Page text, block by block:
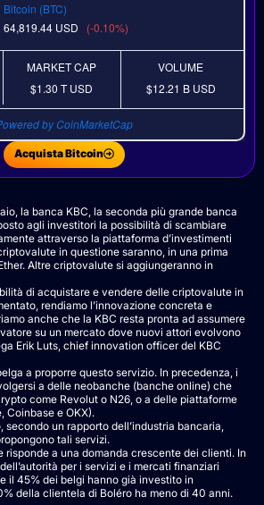
Bitcoin (BTC)
64,819.44 USD (-0.10%)
MARKET CAP
$1.30 TUSD
VOLUME
$12.21 B USD
by CoinMarketCap
Acquista Bitcoin
la banca KBC, la seconda più grande banca
agli investitori la possibilità di scambiare
attraverso la piattaforma d’investimenti
in questione saranno, in una prima
Altre criptovalute si aggiungeranno in
di acquistare e vendere delle criptovalute in
rendiamo l’innovazione concreta e
anche che la KBC resta pronta ad assumere
su un mercato dove nuovi attori evolvono
Erik Luts, chief innovation officer del KBC
a proporre questo servizio. In precedenza, i
a delle neobanche (banche online) che
come Revolut o N26, o a delle piattaforme
Coinbase e OKX).
secondo un rapporto dell’industria bancaria,
tali servizi.
risponde a una domanda crescente dei clienti. In
per i servizi e i mercati finanziari
il 45% dei belgi hanno già investito in
della clientela di Boléro ha meno di 40 anni.